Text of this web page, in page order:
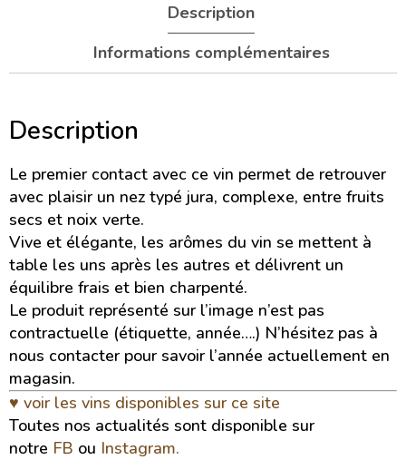
Description
Informations complémentaires
Description
Le premier contact avec ce vin permet de retrouver
avec plaisir un nez typé jura, complexe, entre fruits
secs et noix verte.
Vive et élégante, les arômes du vin se mettent à
table les uns après les autres et délivrent un
équilibre frais et bien charpenté.
Le produit représenté sur l’image n’est pas
contractuelle (étiquette, année….) N’hésitez pas à
nous contacter pour savoir l’année actuellement en
magasin.
♥ voir les vins disponibles sur ce site
Toutes nos actualités sont disponible sur
notre FB ou Instagram.